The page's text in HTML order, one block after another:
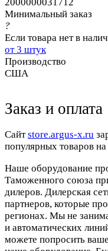
Минимальный заказ
?
Если товара нет в
от 3 штук
Производство
США
Заказ и оплата
Cайтstore.argus-x.ru
популярных товаров на
Наше оборудование
Таможенного союза
дилеров. Дилерская
партнеров, которые
регионах. Мы не
и автоматических
можете попросить